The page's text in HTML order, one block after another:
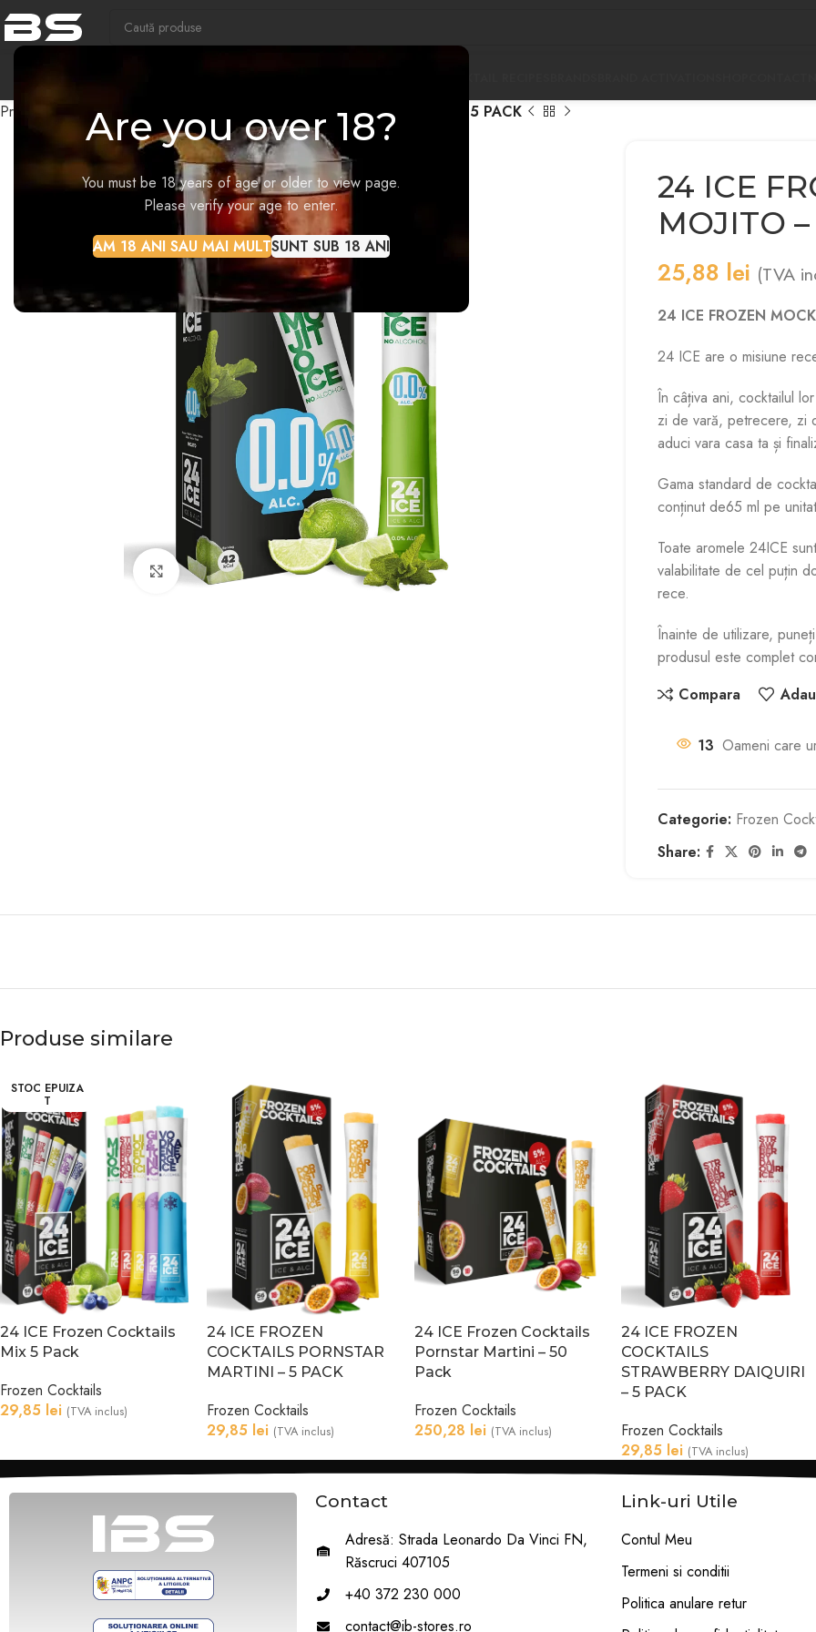
Are you over 18?
You must be 18 years of age or older to view page.
Please verify your age to enter.
AM 18 ANI SAU MAI MULTSUNT SUB 18 ANI
Prima pagină Frozen Cocktails 24 ICE FROZEN MOCKTAILS MOJITO – 5 PACK
STOC EPUIZAT
Faceți click pentru a mări
24 ICE
MOJITO
25,88 lei (TVA
24 ICE FROZEN
24 ICE are o misiune
În câțiva ani, cocktailul
zi de vară, petrecere, zi
aduci vara casa ta și
Gama standard de
conținut de65 ml pe
Toate aromele 24ICE
valabilitate de cel puțin
rece.
Înainte de utilizare,
produsul este complet
Compara
13 Oameni care
Categorie: Frozen
Share:
Produse similare
STOC EPUIZA
T
24 ICE Frozen Cocktails
Mix 5 Pack
Frozen Cocktails
29,85 lei (TVA inclus)
24 ICE FROZEN
COCKTAILS PORNSTAR
MARTINI – 5 PACK
Frozen Cocktails
29,85 lei (TVA inclus)
24 ICE Frozen Cocktails
Pornstar Martini – 50
Pack
Frozen Cocktails
250,28 lei (TVA inclus)
24 ICE FROZEN
COCKTAILS
STRAWBERRY DAIQUIRI
– 5 PACK
Frozen Cocktails
29,85 lei (TVA inclus)
Contact
Adresă: Strada Leonardo Da Vinci FN,
Răscruci 407105
+40 372 230 000
contact@ib-stores.ro
Link-uri Utile
Contul Meu
Termeni si conditii
Politica anulare retur